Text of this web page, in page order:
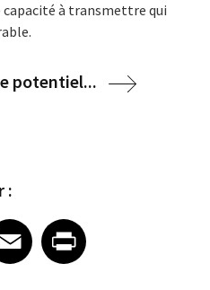
à transmettre qui
potentiel...
:
article on Email
EmailShare article on Print